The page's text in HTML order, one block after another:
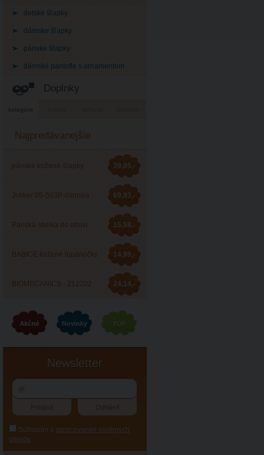
detské šľapky
dámske šľapky
pánske šľapky
dámské pantofle s ornamentom
Doplnky
kategórie
Najpredávanejšie
pánske kožené šľapky
Barea 006053
39,05,-
Jokker 05-503P dámske
zdravotné šľapky
69,93,-
Pánská stielka do obuvi
JOKKER
15,58,-
BABICE kožené topánočky
BA-044
14,99,-
BIOMECANICS - 212202
celoročná obuv
24,14,-
Newsletter
Súhlasím s spracovaním osobných
údajov